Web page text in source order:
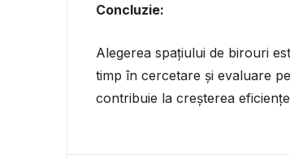
Concluzie:
Alegerea spațiului de birouri
timp în cercetare și evaluare
contribuie la creșterea